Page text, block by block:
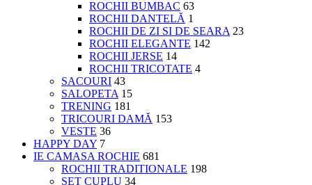
ROCHII BUMBAC 63
ROCHII DANTELĂ 1
ROCHII DE ZI SI DE SEARA 23
ROCHII ELEGANTE 142
ROCHII JERSE 14
ROCHII TRICOTATE 4
SACOURI 43
SALOPETA 15
TRENING 181
TRICOURI DAMĂ 153
VESTE 36
HAPPY DAY 7
IE CAMASA ROCHIE 681
ROCHII TRADITIONALE 198
SET CUPLU 34